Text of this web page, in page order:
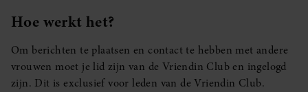
Hoe werkt het?
Om berichten te plaatsen en contact te hebben met andere
vrouwen moet je lid zijn van de Vriendin Club en ingelogd
zijn. Dit is exclusief voor leden van de Vriendin Club.